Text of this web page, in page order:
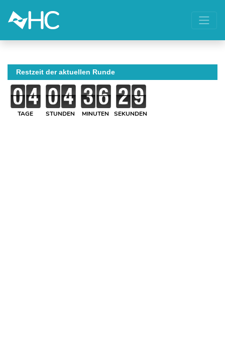
Restzeit der aktuellen Runde
TAGE STUNDEN MINUTEN SEKUNDEN